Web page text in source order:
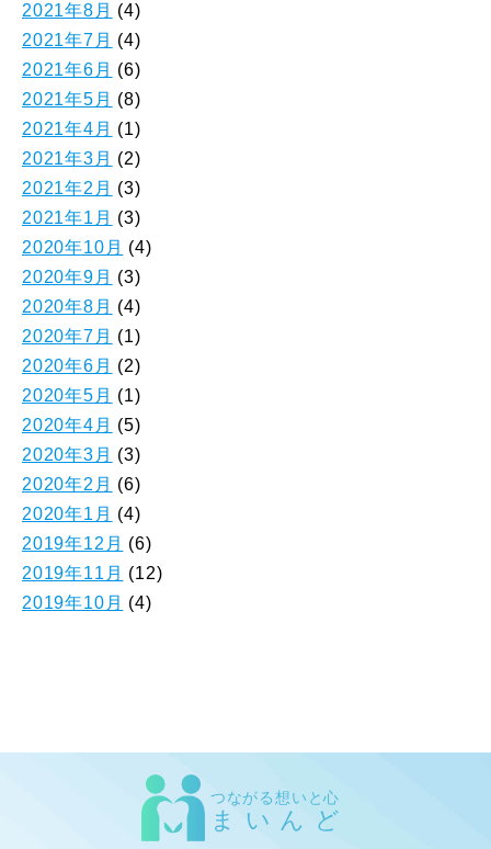
2021年8月 (4)
2021年7月 (4)
2021年6月 (6)
2021年5月 (8)
2021年4月 (1)
2021年3月 (2)
2021年2月 (3)
2021年1月 (3)
2020年10月 (4)
2020年9月 (3)
2020年8月 (4)
2020年7月 (1)
2020年6月 (2)
2020年5月 (1)
2020年4月 (5)
2020年3月 (3)
2020年2月 (6)
2020年1月 (4)
2019年12月 (6)
2019年11月 (12)
2019年10月 (4)
つながる想いと心
まいんど